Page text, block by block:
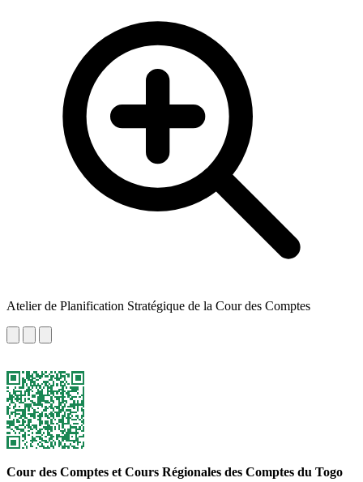
Atelier de Planification Stratégique de la Cour des Comptes
Cour des Comptes et Cours Régionales des Comptes du Togo